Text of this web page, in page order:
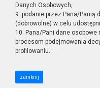
Danych Osobowych,
9. podanie przez Pana/Panią
(dobrowolne) w celu
10. Pana/Pani dane osobowe
procesom podejmowania
profilowaniu.
zamknij